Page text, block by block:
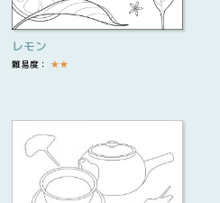
レモン
難易度： ★★